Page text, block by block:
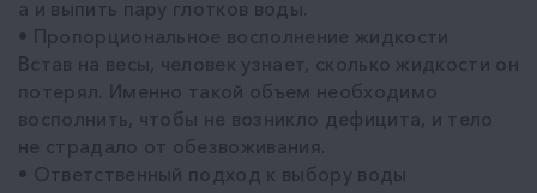
а и выпить пару глотков воды.
• Пропорциональное восполнение жидкости
Встав на весы, человек узнает, сколько жидкости он
потерял. Именно такой объем необходимо
восполнить, чтобы не возникло дефицита, и тело
не страдало от обезвоживания.
• Ответственный подход к выбору воды